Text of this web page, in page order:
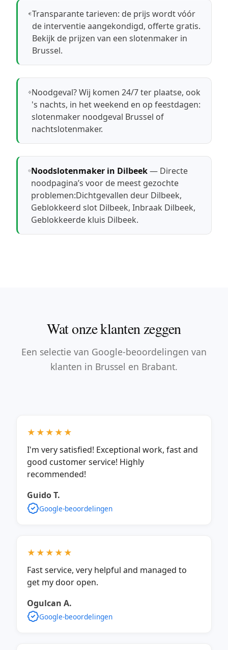
Transparante tarieven: de prijs wordt vóór
de interventie aangekondigd, offerte gratis.
Bekijk de prijzen van een slotenmaker in
Brussel.
Noodgeval? Wij komen 24/7 ter plaatse, ook
's nachts, in het weekend en op feestdagen:
slotenmaker noodgeval Brussel of
nachtslotenmaker.
Noodslotenmaker in Dilbeek— Directe
noodpagina’s voor de meest gezochte
problemen:Dichtgevallen deur Dilbeek,
Geblokkeerd slot Dilbeek, Inbraak Dilbeek,
Geblokkeerde kluis Dilbeek.
Wat onze klanten zeggen
Een selectie van Google-beoordelingen van
klanten in Brussel en Brabant.
★★★★★
I'm very satisfied! Exceptional work, fast and
good customer service! Highly
recommended!
Guido T.
Google-beoordelingen
★★★★★
Fast service, very helpful and managed to
get my door open.
Ogulcan A.
Google-beoordelingen